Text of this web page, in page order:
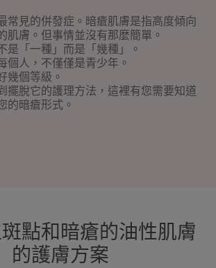
常見的併發症。暗瘡肌膚是指高度傾向
肌膚。但事情並沒有那麼簡單。
是「一種」而是「幾種」。
個人，不僅僅是青少年。
幾個等級。
擺脫它的護理方法，這裡有您需要知道
的暗瘡形式。
點和暗瘡的油性肌膚
的護膚方案